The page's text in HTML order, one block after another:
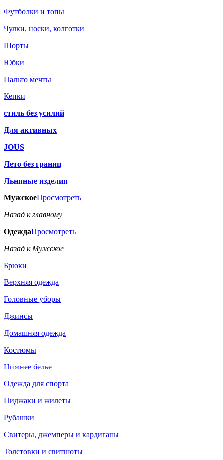
Футболки и топы
Чулки, носки, колготки
Шорты
Юбки
Пальто мечты
Кепки
стиль без усилий
Для активных
JOUS
Лето без границ
Льняные изделия
МужскоеПросмотреть
Назад к главному
ОдеждаПросмотреть
Назад к Мужское
Брюки
Верхняя одежда
Головные уборы
Джинсы
Домашняя одежда
Костюмы
Нижнее белье
Одежда для спорта
Пиджаки и жилеты
Рубашки
Свитеры, джемперы и кардиганы
Толстовки и свитшоты